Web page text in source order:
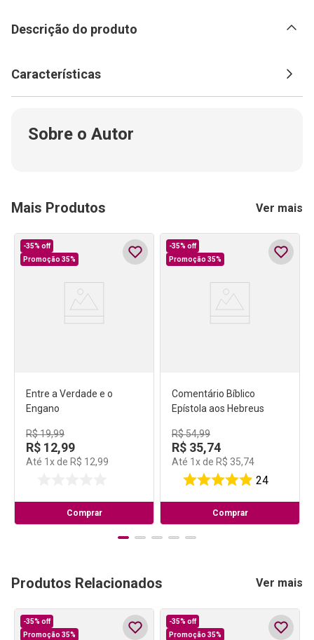
Descrição do produto
Características
Sobre o Autor
Mais Produtos Ver mais
-35% off
Promoção 35%
Entre a Verdade e o
Engano
R$19,99
R$ 12,99
Até 1 x de R$ 12,99
Comprar
-35% off
Promoção 35%
Comentário Bíblico
Epístola aos Hebreus
R$54,99
R$ 35,74
Até 1 x de R$ 35,74
24
Comprar
Produtos Relacionados Ver mais
-35% off
Promoção 35%
-35% off
Promoção 35%